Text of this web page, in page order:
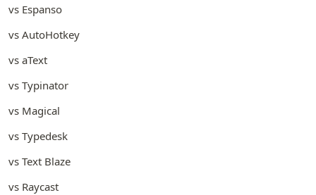
vs Espanso
vs AutoHotkey
vs aText
vs Typinator
vs Magical
vs Typedesk
vs Text Blaze
vs Raycast